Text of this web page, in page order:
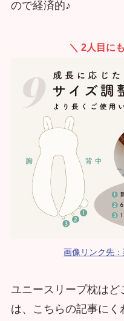
ので経済的♪
＼ 2人目に
画像リンク先
ユニースリープ枕はど
は、こちらの記事にく